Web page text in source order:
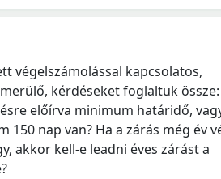
végelszámolással kapcsolatos,
kérdéseket foglaltuk össze:
előírva minimum határidő,
150 nap van? Ha a zárás még év
akkor kell-e leadni éves zárást a